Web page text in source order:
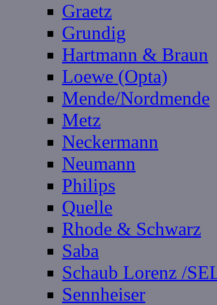
Graetz
Grundig
Hartmann & Braun
Loewe (Opta)
Mende/Nordmende
Metz
Neckermann
Neumann
Philips
Quelle
Rhode & Schwarz
Saba
Schaub Lorenz /
Sennheiser